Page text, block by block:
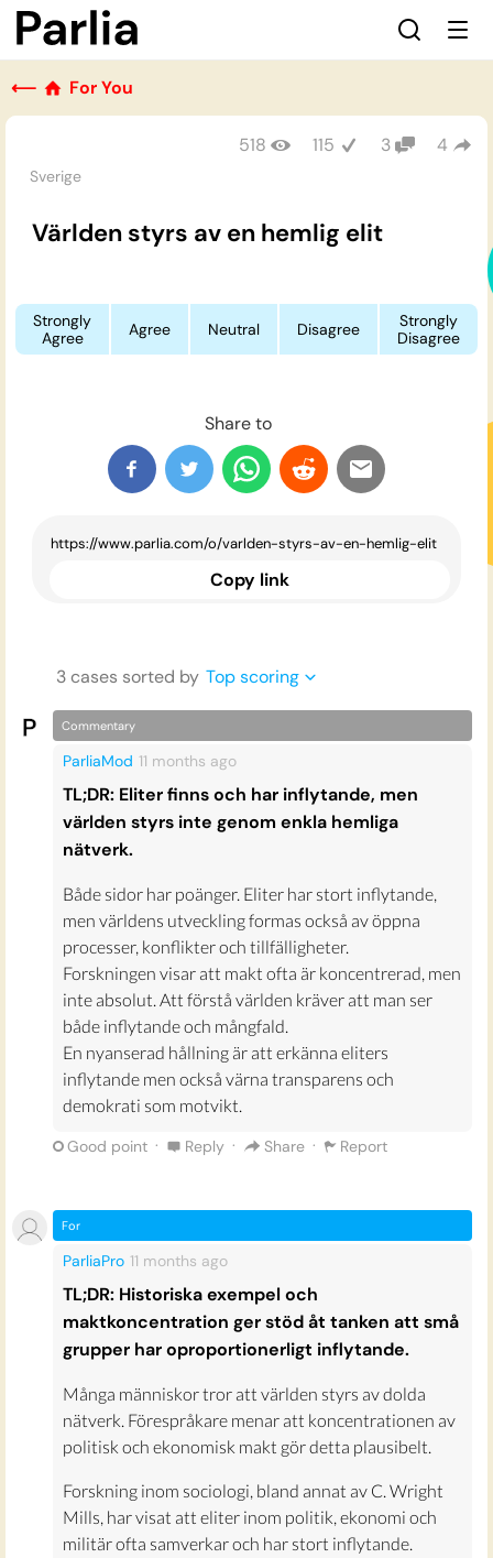
⟵ For You
Sverige
518 115 3 4
Världen styrs av en hemlig elit
Strongly
Agree
Agree Neutral Disagree
Strongly
Disagree
Share to
Copy link
3cases sorted by Top scoring
Commentary
ParliaMod 11 months ago
TL;DR: Eliter finns och har inflytande, men
världen styrs inte genom enkla hemliga
nätverk.
Både sidor har poänger. Eliter har stort inflytande,
men världens utveckling formas också av öppna
processer, konflikter och tillfälligheter.
Forskningen visar att makt ofta är koncentrerad, men
inte absolut. Att förstå världen kräver att man ser
både inflytande och mångfald.
En nyanserad hållning är att erkänna eliters
inflytande men också värna transparens och
demokrati som motvikt.
Good point · Reply · Share · Report
For
ParliaPro 11 months ago
TL;DR: Historiska exempel och
maktkoncentration ger stöd åt tanken att små
grupper har oproportionerligt inflytande.
Många människor tror att världen styrs av dolda
nätverk. Förespråkare menar att koncentrationen av
politisk och ekonomisk makt gör detta plausibelt.
Forskning inom sociologi, bland annat av C. Wright
Mills, har visat att eliter inom politik, ekonomi och
militär ofta samverkar och har stort inflytande.